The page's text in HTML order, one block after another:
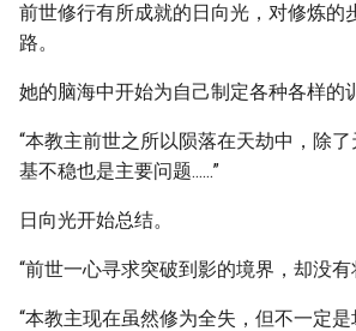
前世修行有所成就的日向光，对修炼的
路。
她的脑海中开始为自己制定各种各样的
“本教主前世之所以陨落在天劫中，除
基不稳也是主要问题......”
日向光开始总结。
“前世一心寻求突破到影的境界，却没
“本教主现在虽然修为全失，但不一定是